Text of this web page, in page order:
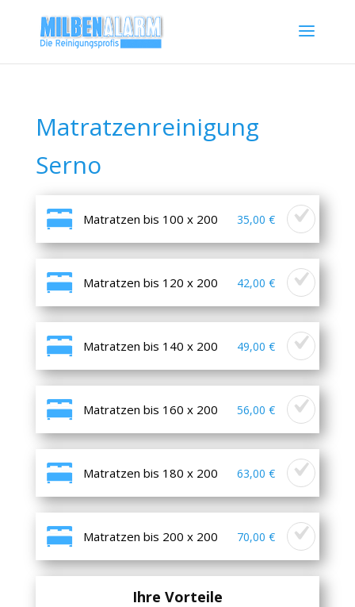
Matratzenreinigung
Serno
Matratzen bis 100 x 200 35,00 €
Matratzen bis 120 x 200 42,00 €
Matratzen bis 140 x 200 49,00 €
Matratzen bis 160 x 200 56,00 €
Matratzen bis 180 x 200 63,00 €
Matratzen bis 200 x 200 70,00 €
Ihre Vorteile